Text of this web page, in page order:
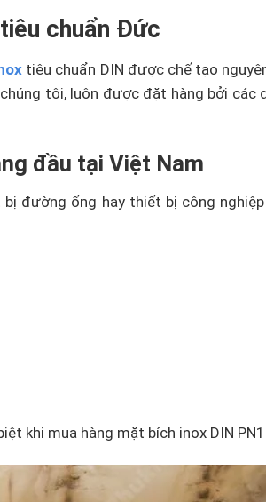
chuẩn Đức
tiêu chuẩn DIN được chế tạo
tôi, luôn được đặt hàng bởi
đầu tại Việt Nam
đường ống hay thiết bị công
khi mua hàng mặt bích inox DIN